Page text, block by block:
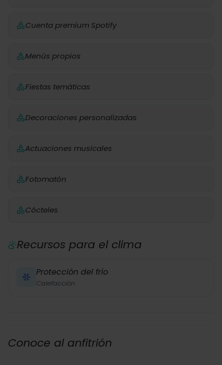
Cuenta premium Spotify
Menús propios
Fiestas temáticas
Decoraciones personalizadas
Actuaciones musicales
Fotomatón
Cócteles
Recursos para el clima
Protección del frío
Calefacción
Conoce al anfitrión